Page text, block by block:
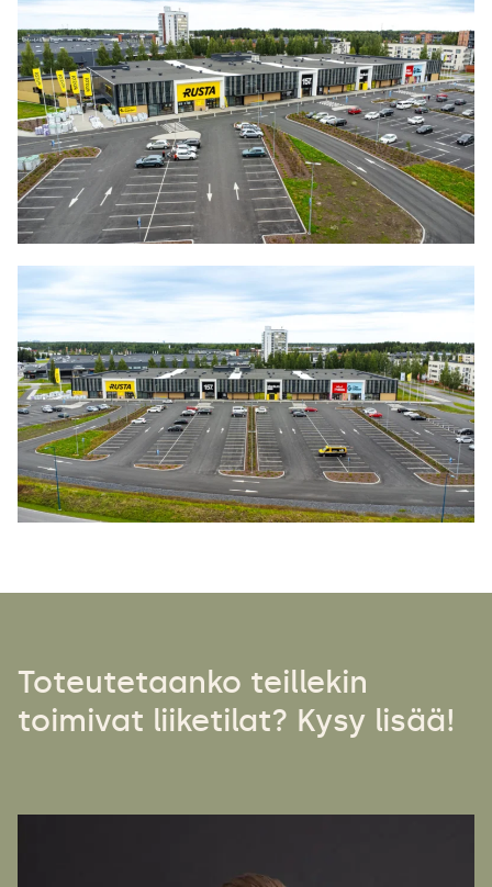
Toteutetaanko teillekin
toimivat liiketilat? Kysy lisää!